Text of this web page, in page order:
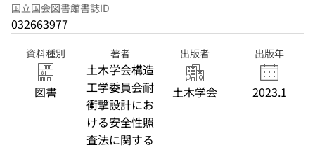
国立国会図書館書誌ID
032663977
資料種別
図書
著者
土木学会構造
工学委員会耐
衝撃設計にお
ける安全性照
査法に関する
出版者
土木学会
出版年
2023.1